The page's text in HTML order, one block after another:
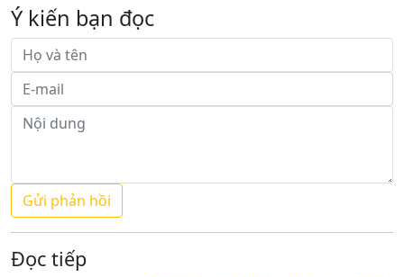
Ý kiến bạn đọc
Đọc tiếp